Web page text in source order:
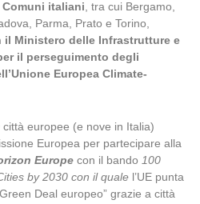
italiani, tra cui Bergamo,
Parma, Prato e Torino,
il Ministero delle Infrastrutture e
il perseguimento degli
Europea Climate-
europee (e nove in Italia)
Europea per partecipare alla
Europe con il bando 100
by 2030 con il quale l’UE punta
Deal europeo” grazie a città